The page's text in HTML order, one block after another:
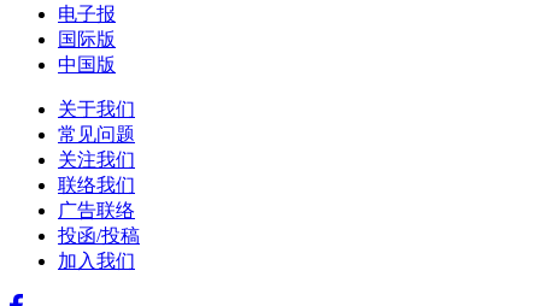
电子报
国际版
中国版
关于我们
常见问题
关注我们
联络我们
广告联络
投函/投稿
加入我们